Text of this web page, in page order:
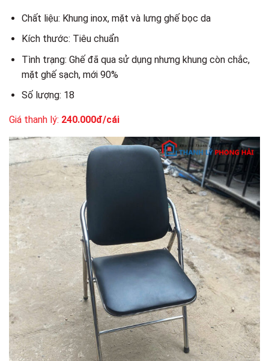
Chất liệu: Khung inox, mặt và lưng ghế bọc da
Kích thước: Tiêu chuẩn
Tình trạng: Ghế đã qua sử dụng nhưng khung còn chắc,
mặt ghế sạch, mới 90%
Số lượng: 18
Giá thanh lý: 240.000đ/cái